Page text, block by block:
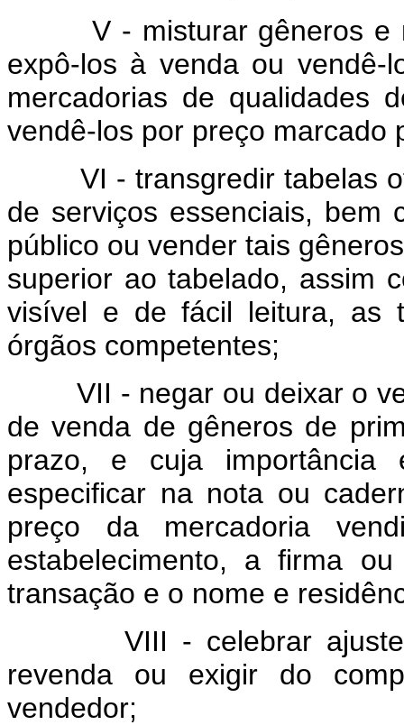
V - misturar gêneros e
expô-los à venda ou vendê-
mercadorias de qualidades
vendê-los por preço marcado
VI - transgredir tabelas
de serviços essenciais, bem
público ou vender tais
superior ao tabelado, assim
visível e de fácil leitura, as
órgãos competentes;
VII - negar ou deixar o
de venda de gêneros de
prazo, e cuja
especificar na nota ou
preço da mercadoria
estabelecimento, a firma
transação e o nome e
VIII - celebrar ajuste
revenda ou exigir do
vendedor;